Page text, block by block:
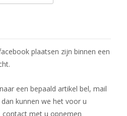
plaatsen zijn binnen een
een bepaald artikel bel, mail
kunnen we het voor u
met u opnemen